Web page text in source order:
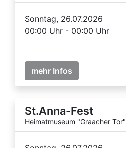
Sonntag, 26.07.2026
00:00 Uhr - 00:00 Uhr
mehr Infos
St.Anna-Fest
Heimatmuseum "Graacher Tor"